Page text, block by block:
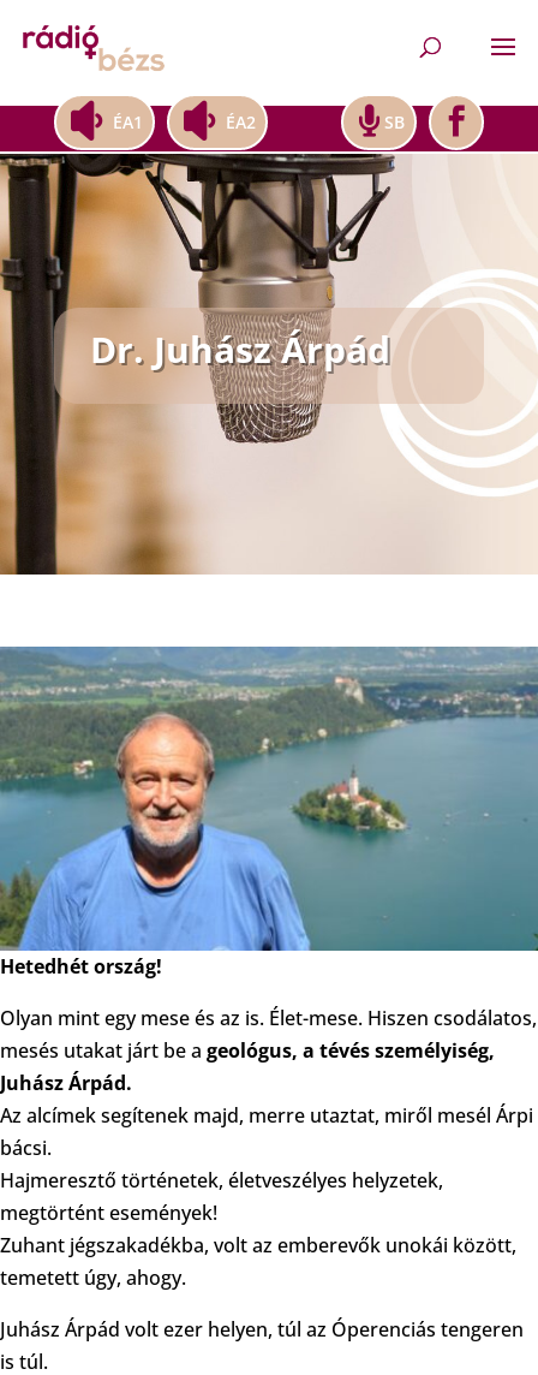
ÉA1 ÉA2 SB
Dr. Juhász Árpád
Hetedhét ország!
Olyan mint egy mese és az is. Élet-mese. Hiszen csodálatos,
mesés utakat járt be a geológus, a tévés személyiség,
Juhász Árpád.
Az alcímek segítenek majd, merre utaztat, miről mesél Árpi
bácsi.
Hajmeresztő történetek, életveszélyes helyzetek,
megtörtént események!
Zuhant jégszakadékba, volt az emberevők unokái között,
temetett úgy, ahogy.
Juhász Árpád volt ezer helyen, túl az Óperenciás tengeren
is túl.